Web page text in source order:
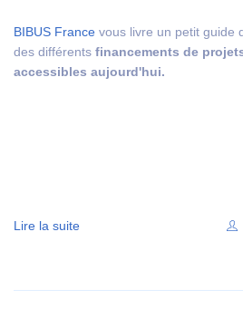
BIBUS France vous livre un petit guide
des différents financements de
accessibles aujourd'hui.
Lire la suite